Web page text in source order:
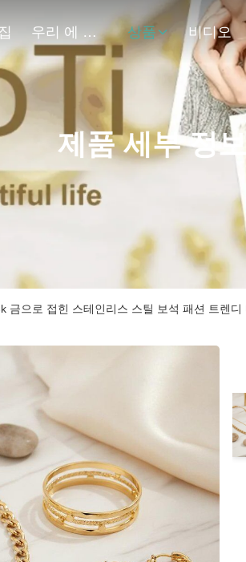
우리 에 관한 것 상품 비디오
제품 세부 정보
금으로 접힌 스테인리스 스틸 보석 패션 트렌